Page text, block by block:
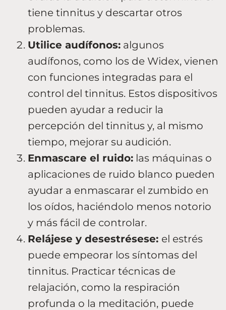
tiene tinnitus y descartar otros
problemas.
Utilice audífonos: algunos
audífonos, como los de Widex, vienen
con funciones integradas para el
control del tinnitus. Estos dispositivos
pueden ayudar a reducir la
percepción del tinnitus y, al mismo
tiempo, mejorar su audición.
Enmascare el ruido: las máquinas o
aplicaciones de ruido blanco pueden
ayudar a enmascarar el zumbido en
los oídos, haciéndolo menos notorio
y más fácil de controlar.
Relájese y desestrésese: el estrés
puede empeorar los síntomas del
tinnitus. Practicar técnicas de
relajación, como la respiración
profunda o la meditación, puede